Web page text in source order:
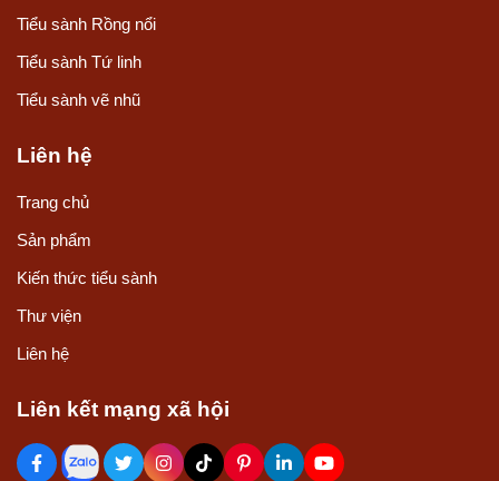
Tiểu sành Rồng nổi
Tiểu sành Tứ linh
Tiểu sành vẽ nhũ
Liên hệ
Trang chủ
Sản phẩm
Kiến thức tiểu sành
Thư viện
Liên hệ
Liên kết mạng xã hội